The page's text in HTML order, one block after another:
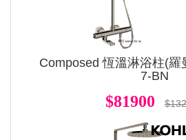
Composed 恆溫淋浴柱(羅
7-BN
$81900